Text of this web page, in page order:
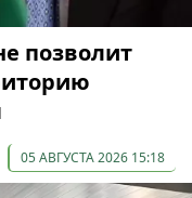
позволит
05 АВГУСТА 2026 15:18